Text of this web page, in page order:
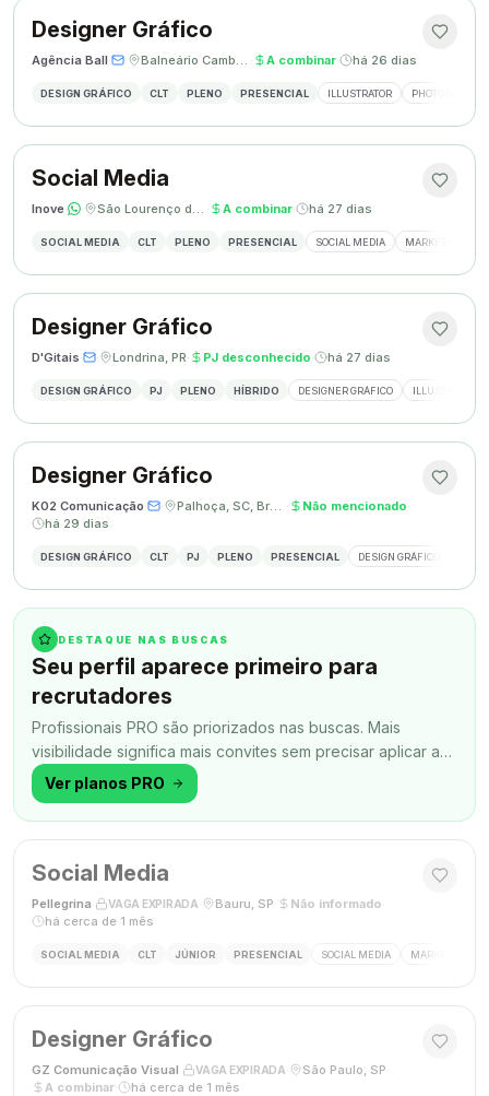
Designer Gráfico
Agência Ball· · Balneário Camboriú, SC · A combinar· há 26 dias
DESIGN GRÁFICO CLT PLENO PRESENCIAL ILLUSTRATOR PHOTOSHOP
Social Media
Inove· · São Lourenço do Oeste, SC · A combinar· há 27 dias
SOCIAL MEDIA CLT PLENO PRESENCIAL SOCIAL MEDIA MARKETING
Designer Gráfico
D'Gitais· · Londrina, PR· PJ desconhecido· há 27 dias
DESIGN GRÁFICO PJ PLENO HÍBRIDO DESIGNER GRÁFICO ILLUSTRATOR
Designer Gráfico
K02 Comunicação· · Palhoça, SC, Brasil · Não mencionado·
há 29 dias
DESIGN GRÁFICO CLT PJ PLENO PRESENCIAL DESIGN GRÁFICO
DESTAQUE NAS BUSCAS
Seu perfil aparece primeiro para
recrutadores
Profissionais PRO são priorizados nas buscas. Mais
visibilidade significa mais convites sem precisar aplicar a
todo momento.
Ver planos PRO
Social Media
Pellegrina VAGA EXPIRADA Bauru, SP Não informado
há cerca de 1 mês
SOCIAL MEDIA CLT JÚNIOR PRESENCIAL SOCIAL MEDIA MARKETING
Designer Gráfico
GZ Comunicação Visual VAGA EXPIRADA São Paulo, SP
A combinar
há cerca de 1 mês